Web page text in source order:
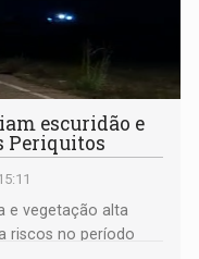
escuridão e
Periquitos
e vegetação alta
riscos no período